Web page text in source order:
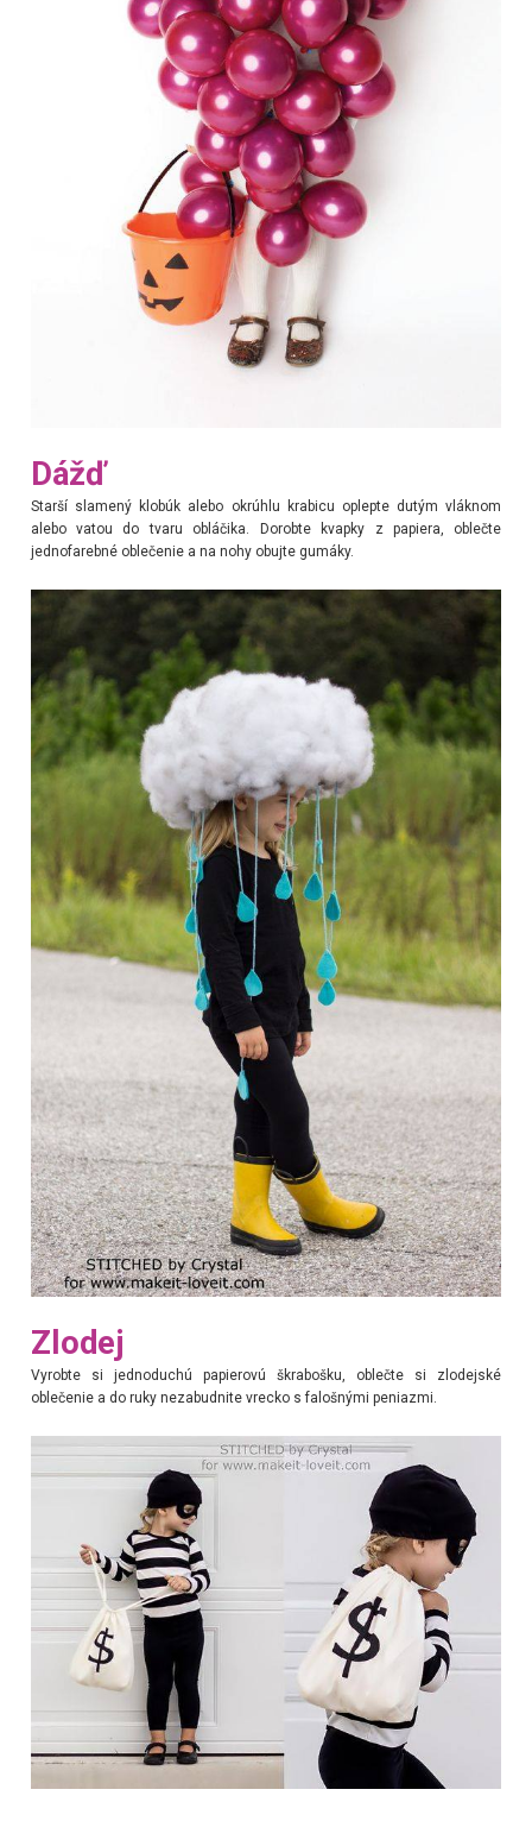
Dážď
Starší slamený klobúk alebo okrúhlu krabicu oplepte dutým vláknom
alebo vatou do tvaru obláčika. Dorobte kvapky z papiera, oblečte
jednofarebné oblečenie a na nohy obujte gumáky.
Zlodej
Vyrobte si jednoduchú papierovú škrabošku, oblečte si zlodejské
oblečenie a do ruky nezabudnite vrecko s falošnými peniazmi.